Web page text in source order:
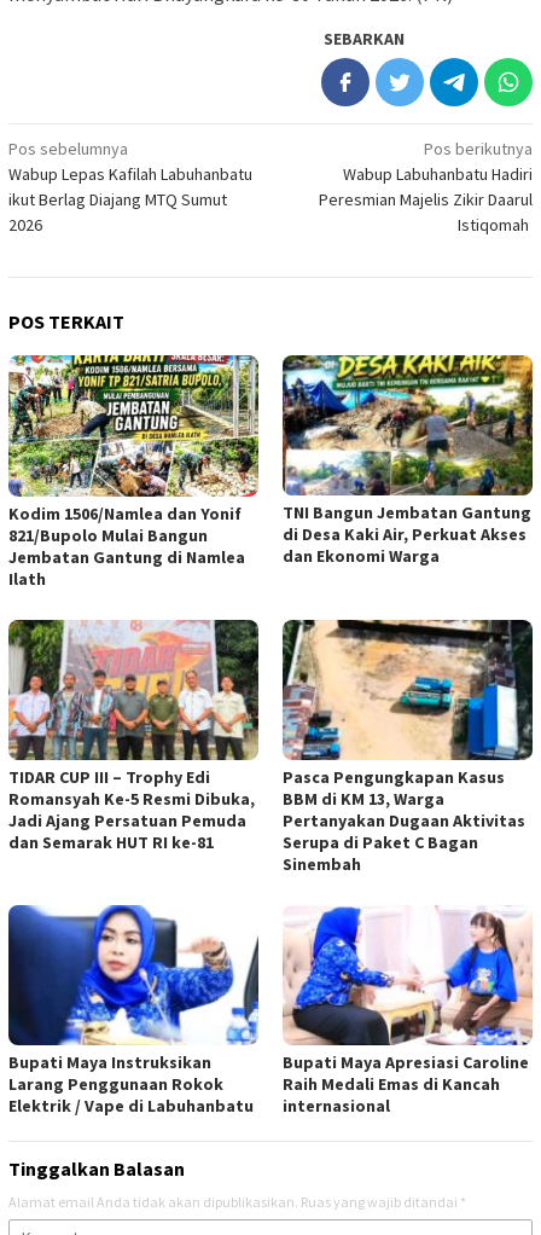
SEBARKAN
Navigasi
pos
Pos sebelumnya
Wabup Lepas Kafilah Labuhanbatu
ikut Berlag Diajang MTQ Sumut
2026
Pos berikutnya
Wabup Labuhanbatu Hadiri
Peresmian Majelis Zikir Daarul
Istiqomah
POS TERKAIT
Kodim 1506/Namlea dan Yonif
821/Bupolo Mulai Bangun
Jembatan Gantung di Namlea
Ilath
TNI Bangun Jembatan Gantung
di Desa Kaki Air, Perkuat Akses
dan Ekonomi Warga
TIDAR CUP III – Trophy Edi
Romansyah Ke-5 Resmi Dibuka,
Jadi Ajang Persatuan Pemuda
dan Semarak HUT RI ke-81
Pasca Pengungkapan Kasus
BBM di KM 13, Warga
Pertanyakan Dugaan Aktivitas
Serupa di Paket C Bagan
Sinembah
Bupati Maya Instruksikan
Larang Penggunaan Rokok
Elektrik / Vape di Labuhanbatu
Bupati Maya Apresiasi Caroline
Raih Medali Emas di Kancah
internasional
Tinggalkan Balasan
Alamat email Anda tidak akan dipublikasikan. Ruas yang wajib ditandai *